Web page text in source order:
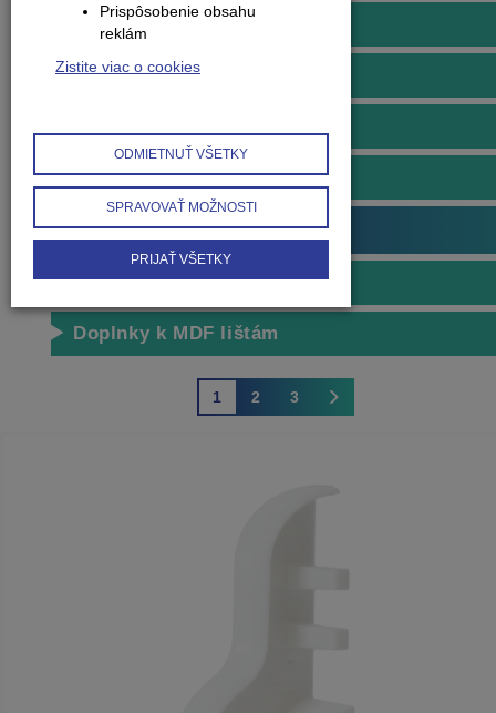
Vyrovnávacie profily
Schodové profily
Profily ku keramike
Obvodové lišty (soklové)
Lišty soklové MDF
Doplnky k MDF lištám
1 2 3
Prispôsobenie obsahu
reklám
Zistite viac o cookies
ODMIETNUŤ VŠETKY
SPRAVOVAŤ MOŽNOSTI
PRIJAŤ VŠETKY